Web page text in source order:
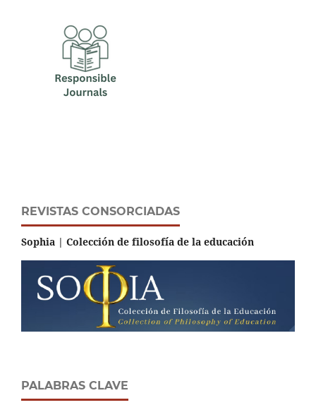
REVISTAS CONSORCIADAS
Sophia | Colección de filosofía de la educación
PALABRAS CLAVE